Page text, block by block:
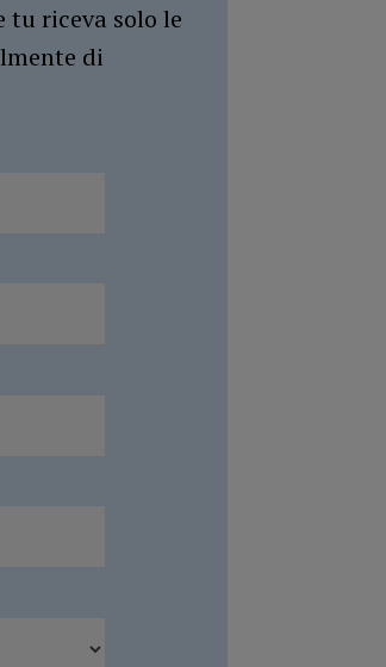
riceva solo le
di